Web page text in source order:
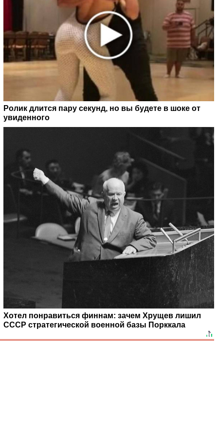
Ролик длится пару секунд, но вы будете в шоке от
увиденного
Хотел понравиться финнам: зачем Хрущев лишил
СССР стратегической военной базы Порккала